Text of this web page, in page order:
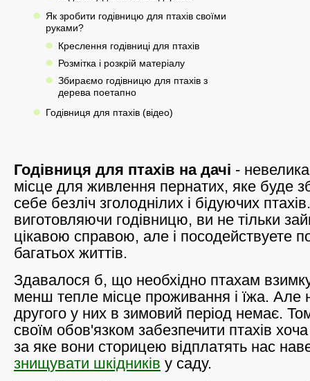
Як зробити годівницю для птахів своїми
руками?
Креслення годівниці для птахів
Розмітка і розкрій матеріалу
Збираємо годівницю для птахів з
дерева поетапно
Годівниця для птахів (відео)
Годівниця для птахів на дачі -
місце для живлення пернатих, яке буде
себе безліч зголоднілих і бідуючих
виготовляючи годівницю, ви не тільки
цікавою справою, але і посодействуете
багатьох життів.
Здавалося б, що необхідно птахам
менш тепле місце проживання і їжа. Але
другого у них в зимовий період немає.
своїм обов'язком забезпечити птахів
за яке вони сторицею відплатять нас
знищувати шкідників у саду.